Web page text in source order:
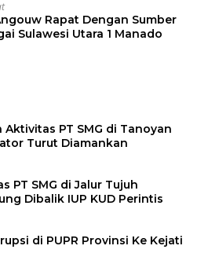
Rapat Dengan Sumber
Sulawesi Utara 1 Manado
PT SMG di Tanoyan
Turut Diamankan
PT SMG di Jalur Tujuh
Dibalik IUP KUD Perintis
di PUPR Provinsi Ke Kejati